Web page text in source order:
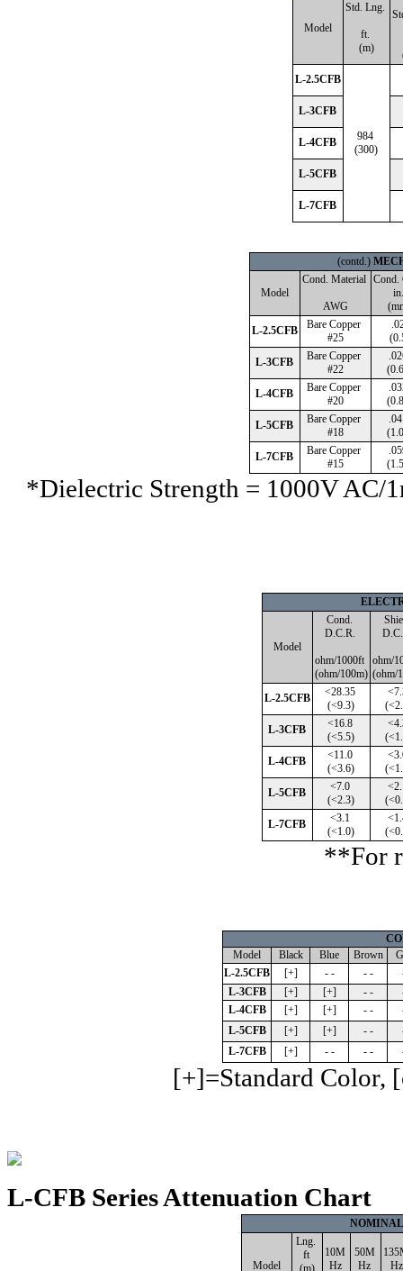
Model
Std. Lng.
ft.
(m)
L-2.5CFB
984
(300)
L-3CFB
L-4CFB
L-5CFB
L-7CFB
(contd.)
Model
Cond. Material
AWG
L-2.5CFB
Bare Copper
#25
L-3CFB
Bare Copper
#22
L-4CFB
Bare Copper
#20
L-5CFB
Bare Copper
#18
L-7CFB
Bare Copper
#15
*Dielectric Strength = 1000V AC/
Model
Cond.
D.C.R.
ohm/1000ft
(ohm/100m)
ohm/
(ohm/
L-2.5CFB
<28.35
(<9.3)
L-3CFB
<16.8
(<5.5)
L-4CFB
<11.0
(<3.6)
L-5CFB
<7.0
(<2.3)
L-7CFB
<3.1
(<1.0)
**For
Model
Black Blue Brown
L-2.5CFB
[+] - - - -
L-3CFB
[+] [+] - -
L-4CFB
[+] [+] - -
L-5CFB
[+] [+] - -
L-7CFB
[+] - - - -
[+]=Standard Color,
L-CFB Series Attenuation Chart
Model
Lng.
ft
(m)
10M
Hz
50M
Hz